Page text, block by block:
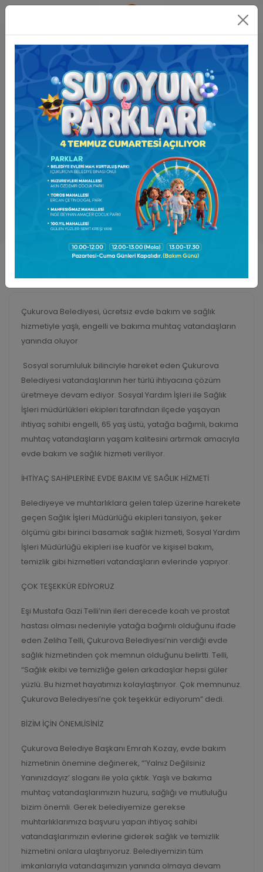
Çukurova Belediyesinden Evde Bakım ve Sağlık
Çukurova Belediyesi, ücretsiz evde bakım ve sağlık
hizmetiyle yaşlı, engelli ve bakıma muhtaç vatandaşların
yanında oluyor
Sosyal sorumluluk bilinciyle hareket eden Çukurova
Belediyesi vatandaşlarının her türlü ihtiyacına çözüm
üretmeye devam ediyor. Sosyal Yardım İşleri ile Sağlık
İşleri müdürlükleri ekipleri tarafından ilçede yaşayan
ihtiyaç sahibi engelli, 65 yaş üstü, yatağa bağımlı, bakıma
muhtaç vatandaşların yaşam kalitesini artırmak amacıyla
evde bakım ve sağlık hizmeti veriliyor.
İHTİYAÇ SAHİPLERİNE EVDE BAKIM VE SAĞLIK HİZMETİ
Belediyeye ve muhtarlıklara gelen talep üzerine harekete
geçen Sağlık İşleri Müdürlüğü ekipleri tansiyon, şeker
ölçümü gibi birinci basamak sağlık hizmeti, Sosyal Yardım
İşleri Müdürlüğü ekipleri ise kuaför ve kişisel bakım,
temizlik gibi hizmetleri vatandaşların evlerinde yapıyor.
ÇOK TEŞEKKÜR EDİYORUZ
Eşi Mustafa Gazi Telli’nin ileri derecede koah ve prostat
hastası olması nedeniyle yatağa bağımlı olduğunu ifade
eden Zeliha Telli, Çukurova Belediyesi’nin verdiği evde
sağlık hizmetinden çok memnun olduğunu belirtti. Telli,
“Sağlık ekibi ve temizliğe gelen arkadaşlar hepsi güler
yüzlü. Bu hizmet hayatımızı kolaylaştırıyor. Çok memnunuz.
Çukurova Belediyesi’ne çok teşekkür ediyorum” dedi.
BİZİM İÇİN ÖNEMLİSİNİZ
Çukurova Belediye Başkanı Emrah Kozay, evde bakım
hizmetinin önemine değinerek, “’Yalnız Değilsiniz
Yanınızdayız’ sloganı ile yola çıktık. Yaşlı ve bakıma
muhtaç vatandaşlarımızın huzuru, sağlığı ve mutluluğu
bizim önemli. Gerek belediyemize gerekse
muhtarlıklarımıza başvuru yapan ihtiyaç sahibi
vatandaşlarımızın evlerine giderek sağlık ve temizlik
hizmetini onlara ulaştırıyoruz. Belediyemizin tüm
imkanlarıyla vatandaşımızın yanında olmaya devam